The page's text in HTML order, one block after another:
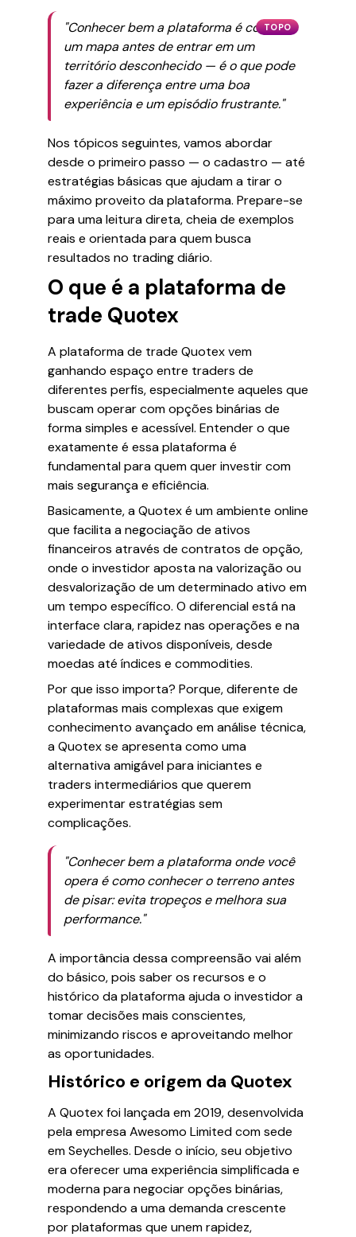
TOPO
"Conhecer bem a plataforma é como ter
um mapa antes de entrar em um
território desconhecido — é o que pode
fazer a diferença entre uma boa
experiência e um episódio frustrante."
Nos tópicos seguintes, vamos abordar
desde o primeiro passo — o cadastro — até
estratégias básicas que ajudam a tirar o
máximo proveito da plataforma. Prepare-se
para uma leitura direta, cheia de exemplos
reais e orientada para quem busca
resultados no trading diário.
O que é a plataforma de
trade Quotex
A plataforma de trade Quotex vem
ganhando espaço entre traders de
diferentes perfis, especialmente aqueles que
buscam operar com opções binárias de
forma simples e acessível. Entender o que
exatamente é essa plataforma é
fundamental para quem quer investir com
mais segurança e eficiência.
Basicamente, a Quotex é um ambiente online
que facilita a negociação de ativos
financeiros através de contratos de opção,
onde o investidor aposta na valorização ou
desvalorização de um determinado ativo em
um tempo específico. O diferencial está na
interface clara, rapidez nas operações e na
variedade de ativos disponíveis, desde
moedas até índices e commodities.
Por que isso importa? Porque, diferente de
plataformas mais complexas que exigem
conhecimento avançado em análise técnica,
a Quotex se apresenta como uma
alternativa amigável para iniciantes e
traders intermediários que querem
experimentar estratégias sem
complicações.
"Conhecer bem a plataforma onde você
opera é como conhecer o terreno antes
de pisar: evita tropeços e melhora sua
performance."
A importância dessa compreensão vai além
do básico, pois saber os recursos e o
histórico da plataforma ajuda o investidor a
tomar decisões mais conscientes,
minimizando riscos e aproveitando melhor
as oportunidades.
Histórico e origem da Quotex
A Quotex foi lançada em 2019, desenvolvida
pela empresa Awesomo Limited com sede
em Seychelles. Desde o início, seu objetivo
era oferecer uma experiência simplificada e
moderna para negociar opções binárias,
respondendo a uma demanda crescente
por plataformas que unem rapidez,